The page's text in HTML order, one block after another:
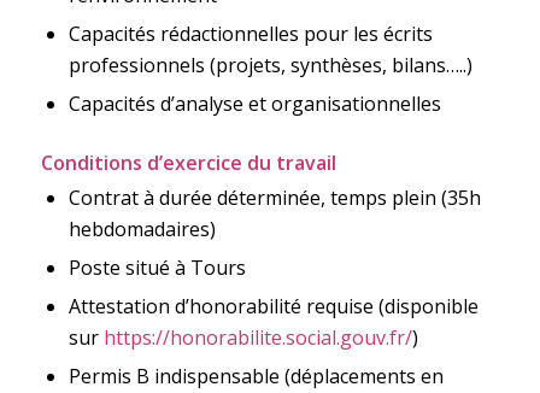
Capacités rédactionnelles pour les écrits
professionnels (projets, synthèses, bilans…..)
Capacités d’analyse et organisationnelles
Conditions d’exercice du travail
Contrat à durée déterminée, temps plein (35h
hebdomadaires)
Poste situé à Tours
Attestation d’honorabilité requise (disponible
sur https://honorabilite.social.gouv.fr/)
Permis B indispensable (déplacements en